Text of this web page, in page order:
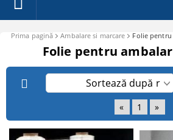
Prima pagină Ambalare si marcare Folie
Folie pentru
« 1 »